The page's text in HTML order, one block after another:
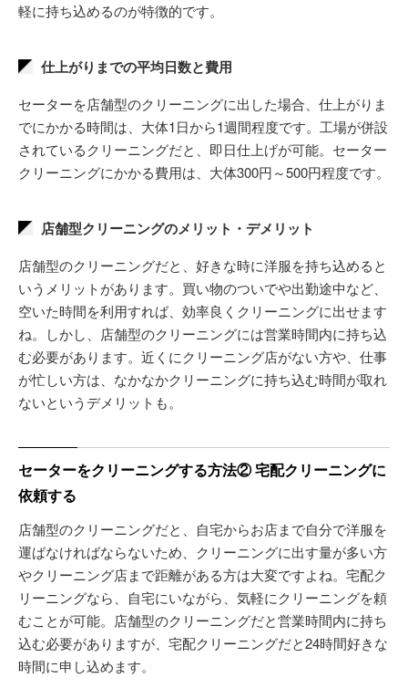
軽に持ち込めるのが特徴的です。
仕上がりまでの平均日数と費用
セーターを店舗型のクリーニングに出した場合、仕上がりま
でにかかる時間は、大体1日から1週間程度です。工場が併設
されているクリーニングだと、即日仕上げが可能。セーター
クリーニングにかかる費用は、大体300円～500円程度です。
店舗型クリーニングのメリット・デメリット
店舗型のクリーニングだと、好きな時に洋服を持ち込めると
いうメリットがあります。買い物のついでや出勤途中など、
空いた時間を利用すれば、効率良くクリーニングに出せます
ね。しかし、店舗型のクリーニングには営業時間内に持ち込
む必要があります。近くにクリーニング店がない方や、仕事
が忙しい方は、なかなかクリーニングに持ち込む時間が取れ
ないというデメリットも。
セーターをクリーニングする方法② 宅配クリーニングに
依頼する
店舗型のクリーニングだと、自宅からお店まで自分で洋服を
運ばなければならないため、クリーニングに出す量が多い方
やクリーニング店まで距離がある方は大変ですよね。宅配ク
リーニングなら、自宅にいながら、気軽にクリーニングを頼
むことが可能。店舗型のクリーニングだと営業時間内に持ち
込む必要がありますが、宅配クリーニングだと24時間好きな
時間に申し込めます。